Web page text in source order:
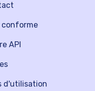
API
conforme
d'utilisation